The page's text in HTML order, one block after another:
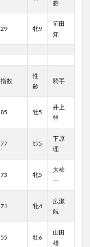
皓
29 牝9
笹田
知
指数
性
齢
騎手
85 牡5
井上
幹
77 ｾﾝ5
下原
理
73 牝5
大柿
一
71 牝4
広瀬
航
55 牡6
山田
雄